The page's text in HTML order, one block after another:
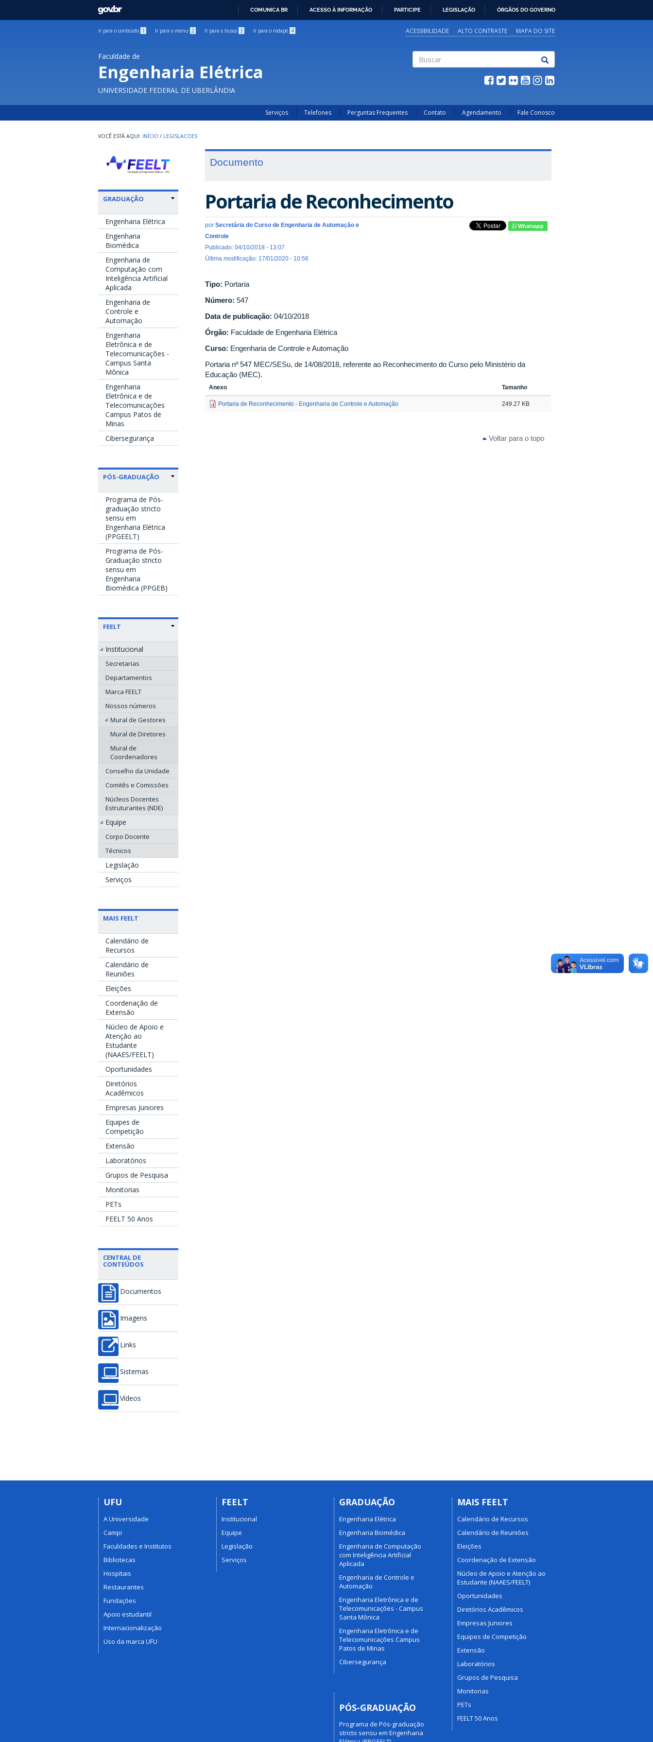
GOVBR
COMUNICA BR ACESSO À INFORMAÇÃO PARTICIPE LEGISLAÇÃO ÓRGÃOS DO GOVERNO
Ir para o conteúdo 1 Ir para o menu 2 Ir para a busca 3 Ir para o rodapé 4 ACESSIBILIDADE ALTO CONTRASTE MAPA DO SITE
Faculdade de
Engenharia Elétrica
UNIVERSIDADE FEDERAL DE UBERLÂNDIA
Serviços Telefones Perguntas Frequentes Contato Agendamento Fale Conosco
INÍCIO / LEGISLACOES
GRADUAÇÃO
Engenharia Elétrica
Engenharia
Biomédica
Engenharia de
Computação com
Inteligência Artificial
Aplicada
Engenharia de
Controle e
Automação
Engenharia
Eletrônica e de
Telecomunicações -
Campus Santa
Mônica
Engenharia
Eletrônica e de
Telecomunicações
Campus Patos de
Minas
Cibersegurança
PÓS-GRADUAÇÃO
Programa de Pós-
graduação stricto
sensu em
Engenharia Elétrica
(PPGEELT)
Programa de Pós-
Graduação stricto
sensu em
Engenharia
Biomédica (PPGEB)
FEELT
Institucional
Secretarias
Departamentos
Marca FEELT
Nossos números
Mural de Gestores
Mural de Diretores
Mural de
Coordenadores
Conselho da Unidade
Comitês e Comissões
Núcleos Docentes
Estruturantes (NDE)
Equipe
Corpo Docente
Técnicos
Legislação
Serviços
MAIS FEELT
Calendário de
Recursos
Calendário de
Reuniões
Eleições
Coordenação de
Extensão
Núcleo de Apoio e
Atenção ao
Estudante
(NAAES/FEELT)
Oportunidades
Diretórios
Acadêmicos
Empresas Juniores
Equipes de
Competição
Extensão
Laboratórios
Grupos de Pesquisa
Monitorias
PETs
FEELT 50 Anos
CENTRAL DE
CONTEÚDOS
Documentos
Imagens
Links
Sistemas
Vídeos
Documento
Portaria de Reconhecimento
por Secretária do Curso de Engenharia de Automação e
Controle
Publicado: 04/10/2018 - 13:07
Última modificação: 17/01/2020 - 10:56
Whatsapp
Tipo: Portaria
Número: 547
Data de publicação: 04/10/2018
Órgão: Faculdade de Engenharia Elétrica
Curso: Engenharia de Controle e Automação
Portaria nº 547 MEC/SESu, de 14/08/2018, referente ao Reconhecimento do Curso pelo Ministério da
Educação (MEC).
Anexo Tamanho
Portaria de Reconhecimento - Engenharia de Controle e Automação 249.27 KB
Voltar para o topo
UFU
A Universidade
Campi
Faculdades e Institutos
Bibliotecas
Hospitais
Restaurantes
Fundações
Apoio estudantil
Internacionalização
Uso da marca UFU
FEELT
Institucional
Equipe
Legislação
Serviços
GRADUAÇÃO
Engenharia Elétrica
Engenharia Biomédica
Engenharia de Computação
com Inteligência Artificial
Aplicada
Engenharia de Controle e
Automação
Engenharia Eletrônica e de
Telecomunicações - Campus
Santa Mônica
Engenharia Eletrônica e de
Telecomunicações Campus
Patos de Minas
Cibersegurança
PÓS-GRADUAÇÃO
Programa de Pós-graduação
stricto sensu em Engenharia
MAIS FEELT
Calendário de Recursos
Calendário de Reuniões
Eleições
Coordenação de Extensão
Núcleo de Apoio e Atenção ao
Estudante (NAAES/FEELT)
Oportunidades
Diretórios Acadêmicos
Empresas Juniores
Equipes de Competição
Extensão
Laboratórios
Grupos de Pesquisa
Monitorias
PETs
FEELT 50 Anos